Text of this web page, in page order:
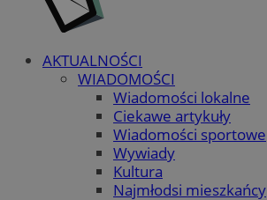
AKTUALNOŚCI
WIADOMOŚCI
Wiadomości lokalne
Ciekawe artykuły
Wiadomości sportowe
Wywiady
Kultura
Najmłodsi mieszkańcy